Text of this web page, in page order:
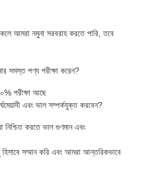
আমরা নমুনা সরবরাহ করতে পারি, তবে
সমস্ত পণ্য পরীক্ষা করেন?
পরীক্ষা আছে
এবং ভাল সম্পর্কযুক্ত করবেন?
করতে ভাল গুণমান এবং
সম্মান করি এবং আমরা আন্তরিকভাবে